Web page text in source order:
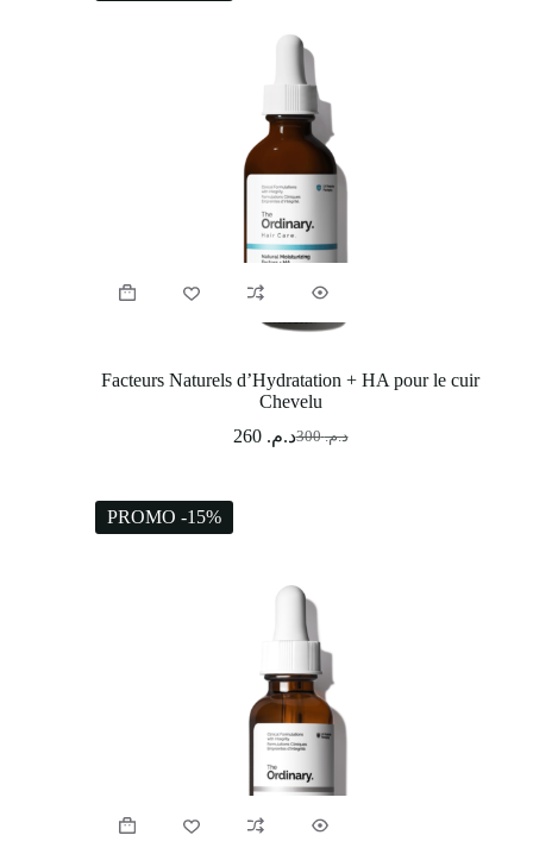
Facteurs Naturels d’Hydratation + HA pour le cuir
Chevelu
د.م.300 د.م. 260
PROMO -15%